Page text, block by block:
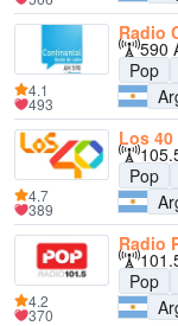
Radio
590
Pop
4.1
493
Los 40
Pop
4.7
389
Radio
Pop
4.2
370